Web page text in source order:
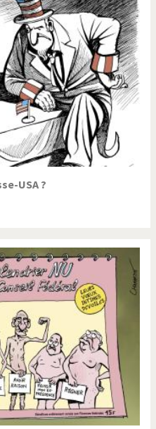
Un monde de foot
USA ?